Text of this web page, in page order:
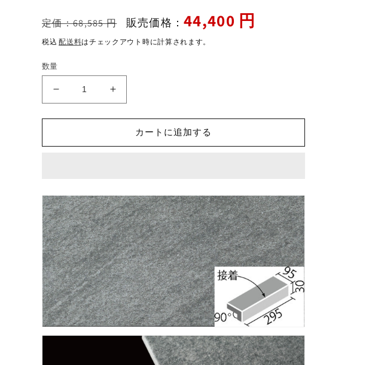
通
価
格
定価：68,585 円
セ
ー
ル
販売価格：44,400 円
税込配送料はチェックアウト時に計算されます。
数量
角
垂
れ
付
き
段
鼻
(接
着)
IPF-
301/CBT-
セ
角
垂
れ
付
き
段
鼻
(接
着)
IPF-
301/CBT-
カートに追加する